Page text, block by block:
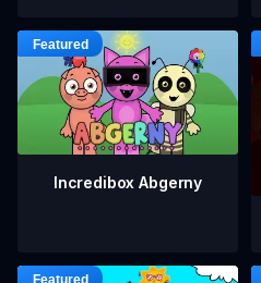
Incredibox Abgerny